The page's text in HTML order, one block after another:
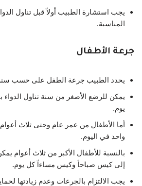
يجب استشارة الطبيب أولاً قبل تناول
المناسبة.
جرعة الأطفال
يحدد الطبيب جرعة الطفل على حسب
يمكن للرضع الأصغر من سنة تناول
يوم.
أما الأطفال من عمر عام وحتى ثلاث
واحد في اليوم.
بالنسبة للأطفال الأكبر من ثلاث أعوام
إلى كيس صباحاً وكيس مساءاً كل يوم.
يجب الالتزام بالجرعات وعدم زيادتها